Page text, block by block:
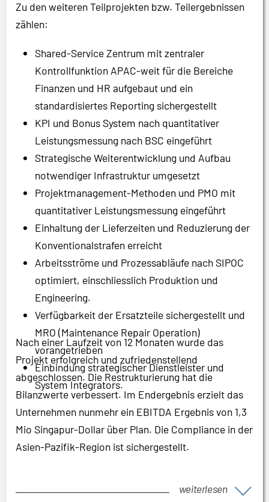
Zu den weiteren Teilprojekten bzw. Teilergebnissen
zählen:
Shared-Service Zentrum mit zentraler
Kontrollfunktion APAC-weit für die Bereiche
Finanzen und HR aufgebaut und ein
standardisiertes Reporting sichergestellt
KPI und Bonus System nach quantitativer
Leistungsmessung nach BSC eingeführt
Strategische Weiterentwicklung und Aufbau
notwendiger Infrastruktur umgesetzt
Projektmanagement-Methoden und PMO mit
quantitativer Leistungsmessung eingeführt
Einhaltung der Lieferzeiten und Reduzierung der
Konventionalstrafen erreicht
Arbeitsströme und Prozessabläufe nach SIPOC
optimiert, einschliesslich Produktion und
Engineering.
Verfügbarkeit der Ersatzteile sichergestellt und
MRO (Maintenance Repair Operation)
vorangetrieben
Einbindung strategischer Dienstleister und
System Integrators.
Nach einer Laufzeit von 12 Monaten wurde das
Projekt erfolgreich und zufriedenstellend
abgeschlossen. Die Restrukturierung hat die
Bilanzwerte verbessert. Im Endergebnis erzielt das
Unternehmen nunmehr ein EBITDA Ergebnis von 1,3
Mio Singapur-Dollar über Plan. Die Compliance in der
Asien-Pazifik-Region ist sichergestellt.
weiterlesen